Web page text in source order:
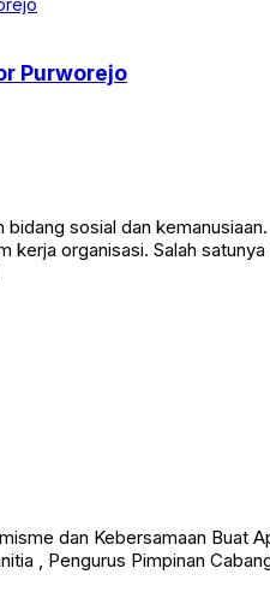
Purworejo
sosial dan
kerja organisasi. Salah
dan Kebersamaan Buat
, Pengurus Pimpinan